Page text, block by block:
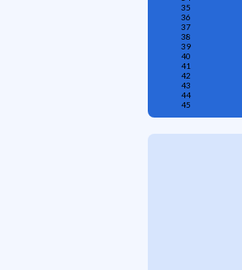
35
36
37
38
39
40
41
42
43
44
45